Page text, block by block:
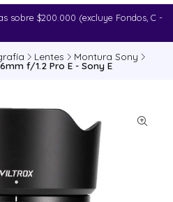
sobre $200.000 (excluye Fondos, C -
Lentes Montura Sony
f/1.2 Pro E - Sony E